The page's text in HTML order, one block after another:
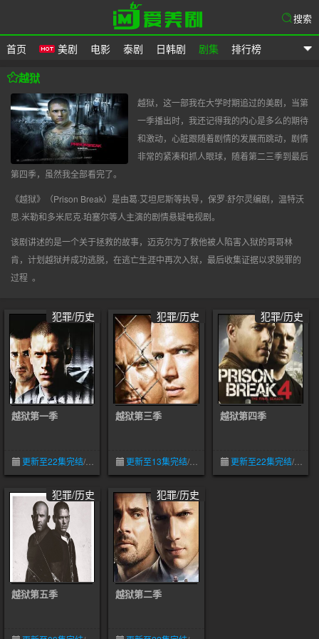
首页 美剧 电影 泰剧 日韩剧 剧集 排行榜
搜索
越狱
越狱，这一部我在大学时期追过的美剧，当第
一季播出时，我还记得我的内心是多么的期待
和激动，心脏跟随着剧情的发展而跳动，剧情
非常的紧凑和抓人眼球，随着第二三季到最后
第四季，虽然我全部看完了。
《越狱》（Prison Break）是由葛·艾坦尼斯等执导，保罗·舒尔灵编剧，温特沃
思·米勒和多米尼克·珀塞尔等人主演的剧情悬疑电视剧。
该剧讲述的是一个关于拯救的故事，迈克尔为了救他被人陷害入狱的哥哥林
肯，计划越狱并成功逃脱，在逃亡生涯中再次入狱，最后收集证据以求脱罪的
过程 。
犯罪/历史
越狱第一季
更新至22集完结/ 05-09
犯罪/历史
越狱第三季
更新至13集完结/ 05-09
犯罪/历史
越狱第四季
更新至22集完结/4.1
犯罪/历史
越狱第五季
犯罪/历史
越狱第二季